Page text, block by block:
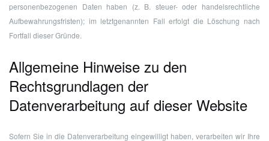
personenbezogenen Daten haben (z. B. steuer- oder handelsrechtliche
Aufbewahrungsfristen); im letztgenannten Fall erfolgt die Löschung nach
Fortfall dieser Gründe.
Allgemeine Hinweise zu den
Rechtsgrundlagen der
Datenverarbeitung auf dieser Website
Sofern Sie in die Datenverarbeitung eingewilligt haben, verarbeiten wir Ihre